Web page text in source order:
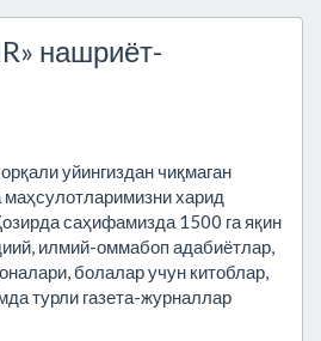
нашриёт-
уйингиздан чиқмаган
харид
саҳифамизда 1500 га яқин
илмий-оммабоп адабиётлар,
болалар учун китоблар,
турли газета-журналлар